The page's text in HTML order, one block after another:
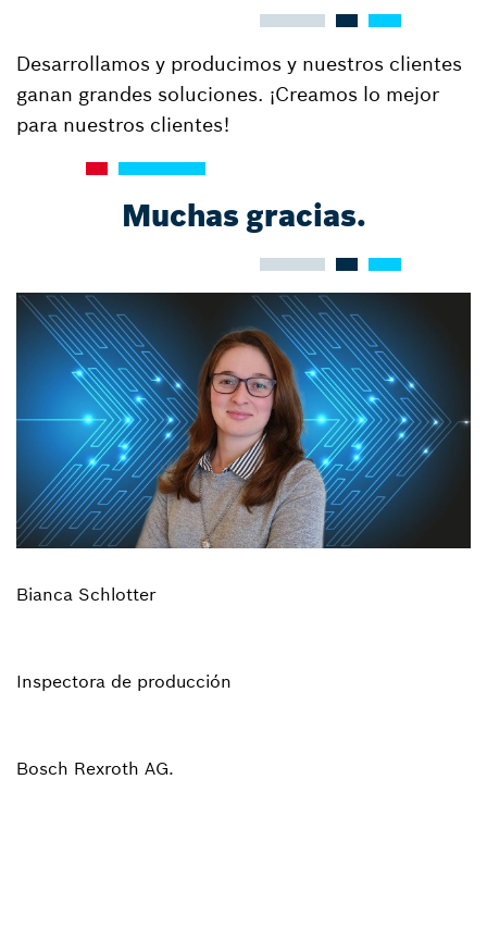
Desarrollamos y producimos y nuestros clientes
ganan grandes soluciones. ¡Creamos lo mejor
para nuestros clientes!
Muchas gracias.
Bianca Schlotter
Inspectora de producción
Bosch Rexroth AG.